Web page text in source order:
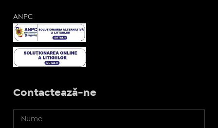
ANPC
Contactează-ne